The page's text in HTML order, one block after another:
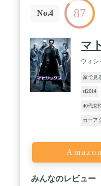
No.4 87
マ
ウォシ
家で見
sf2014
40代女
カーア
みんなのレビュー